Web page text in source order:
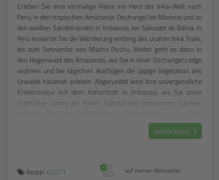
Erleben Sie eine einmalige Reise ins Herz der Inka-Welt nach
Peru, in den tropischen Amazonas Dschungel bei Manaus und zu
den weißen Sandstränden in Imbassai, bei Salvador de Bahia. In
Peru erwartet Sie die Wanderung entlang des uralten Inka Trails,
bis zum Sonnentor von Machu Picchu. Weiter geht es dann in
den Regenwald des Amazonas, wo Sie in einer Dschungel Lodge
wohnen und bei täglichen Ausflügen die üppige Vegetation des
Urwalds hautnah erleben. Abgerundet wird Ihre unvergessliche
Erlebnisreise mit dem Aufenthalt in Imbassai, wo Sie unter
tropischer Sonne am feinen Sandstrand entspannen können.
weiterlesen
Reise: 42071 auf meinen Merkzettel
+